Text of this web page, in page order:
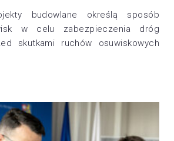
budowlane określą sposób
w celu zabezpieczenia dróg
skutkami ruchów osuwiskowych